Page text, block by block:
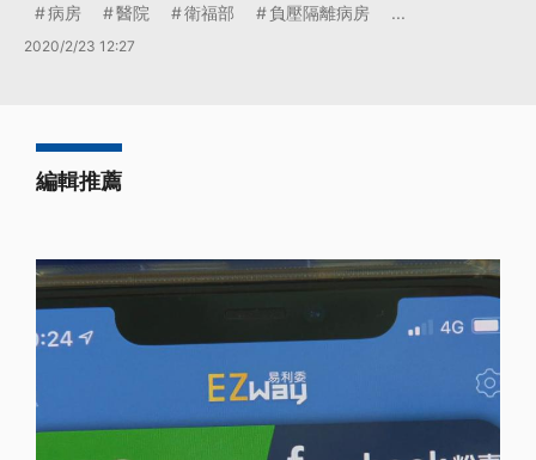
病房 醫院 衛福部 負壓隔離病房 ...
2020/2/23 12:27
編輯推薦